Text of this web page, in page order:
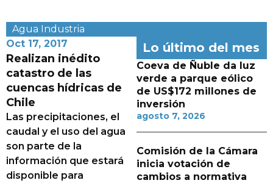
Agua Industria
Oct 17, 2017
Realizan inédito
catastro de las
cuencas hídricas de
Chile
Las precipitaciones, el
caudal y el uso del agua
son parte de la
información que estará
disponible para
Lo último del mes
Coeva de Ñuble da luz
verde a parque eólico
de US$172 millones de
inversión
agosto 7, 2026
Comisión de la Cámara
inicia votación de
cambios a normativa